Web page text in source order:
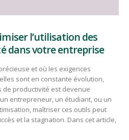
l’utilisation des
dans votre entreprise
et où les exigences
sont en constante évolution,
de productivité est devenue
entrepreneur, un étudiant, ou un
maîtriser ces outils peut
et la stagnation. Dans cet article,